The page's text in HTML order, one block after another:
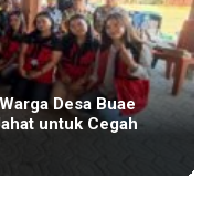
Desa Buae
untuk Cegah